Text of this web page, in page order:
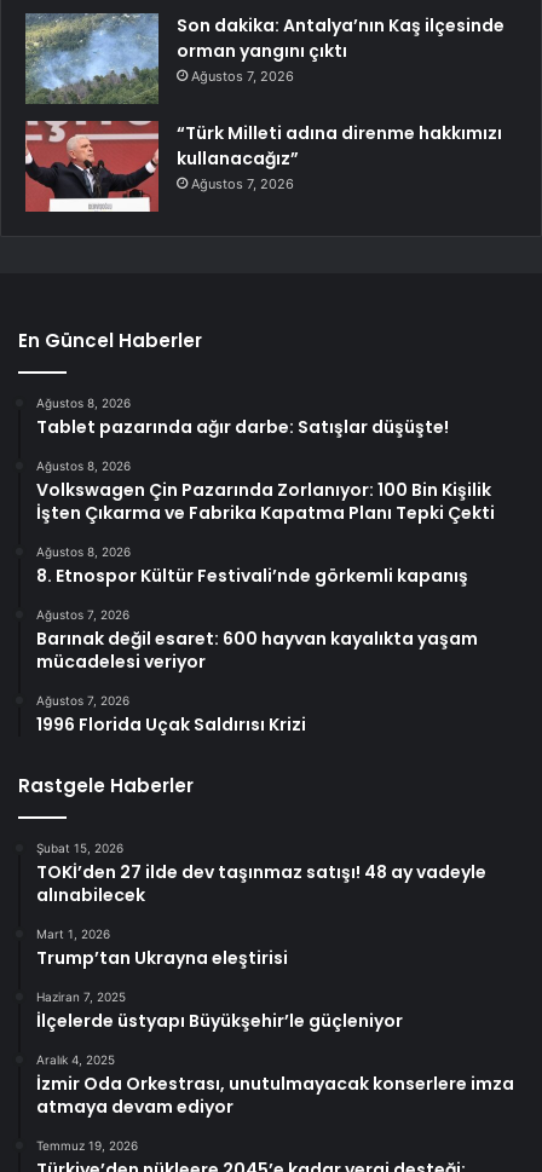
Son dakika: Antalya’nın Kaş ilçesinde
orman yangını çıktı
Ağustos 7, 2026
“Türk Milleti adına direnme hakkımızı
kullanacağız”
Ağustos 7, 2026
En Güncel Haberler
Ağustos 8, 2026
Tablet pazarında ağır darbe: Satışlar düşüşte!
Ağustos 8, 2026
Volkswagen Çin Pazarında Zorlanıyor: 100 Bin Kişilik
İşten Çıkarma ve Fabrika Kapatma Planı Tepki Çekti
Ağustos 8, 2026
8. Etnospor Kültür Festivali’nde görkemli kapanış
Ağustos 7, 2026
Barınak değil esaret: 600 hayvan kayalıkta yaşam
mücadelesi veriyor
Ağustos 7, 2026
1996 Florida Uçak Saldırısı Krizi
Rastgele Haberler
Şubat 15, 2026
TOKİ’den 27 ilde dev taşınmaz satışı! 48 ay vadeyle
alınabilecek
Mart 1, 2026
Trump’tan Ukrayna eleştirisi
Haziran 7, 2025
İlçelerde üstyapı Büyükşehir’le güçleniyor
Aralık 4, 2025
İzmir Oda Orkestrası, unutulmayacak konserlere imza
atmaya devam ediyor
Temmuz 19, 2026